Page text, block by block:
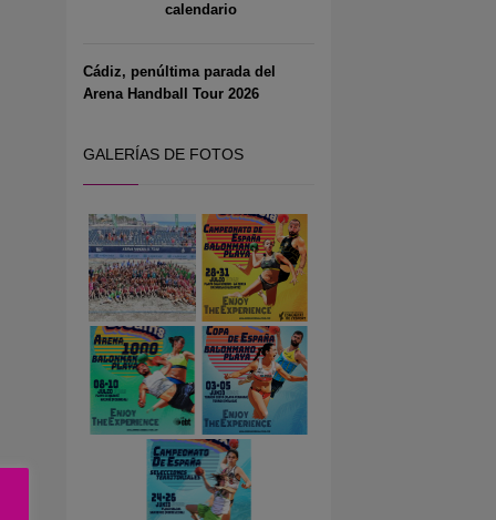
calendario
Cádiz, penúltima parada del
Arena Handball Tour 2026
GALERÍAS DE FOTOS